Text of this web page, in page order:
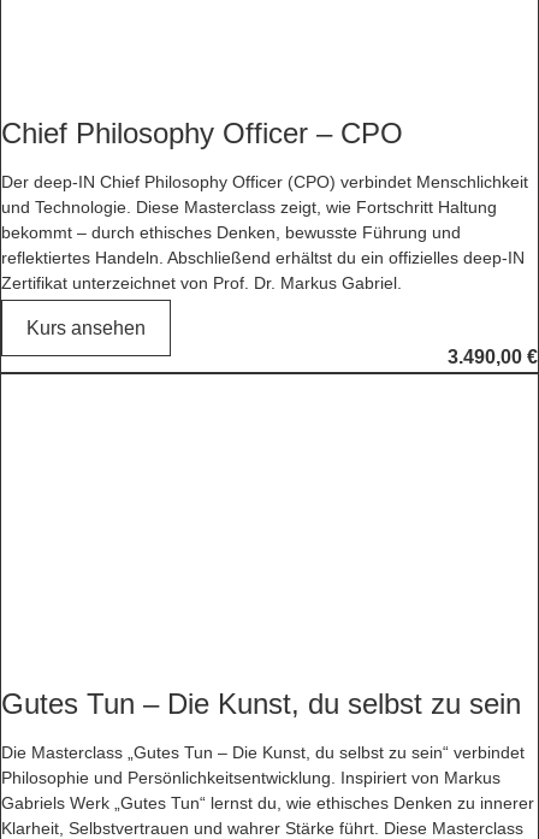
Chief Philosophy Officer – CPO
Der deep-IN Chief Philosophy Officer (CPO) verbindet Menschlichkeit
und Technologie. Diese Masterclass zeigt, wie Fortschritt Haltung
bekommt – durch ethisches Denken, bewusste Führung und
reflektiertes Handeln. Abschließend erhältst du ein offizielles deep-IN
Zertifikat unterzeichnet von Prof. Dr. Markus Gabriel.
Kurs ansehen
3.490,00 €
Gutes Tun – Die Kunst, du selbst zu sein
Die Masterclass „Gutes Tun – Die Kunst, du selbst zu sein“ verbindet
Philosophie und Persönlichkeitsentwicklung. Inspiriert von Markus
Gabriels Werk „Gutes Tun“ lernst du, wie ethisches Denken zu innerer
Klarheit, Selbstvertrauen und wahrer Stärke führt. Diese Masterclass